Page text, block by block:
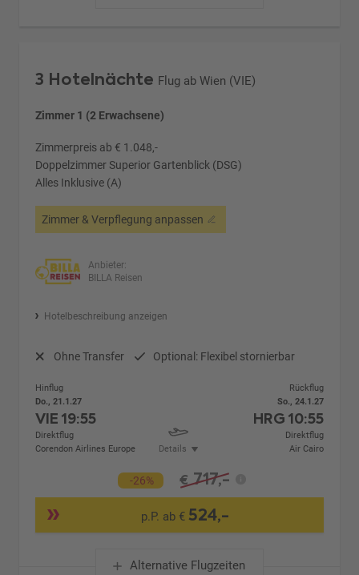
3 Hotelnächte Flug ab Wien (VIE)
Zimmer 1 (2 Erwachsene)
Zimmerpreis ab € 1.048,-
Doppelzimmer Superior Gartenblick (DSG)
Alles Inklusive (A)
Zimmer & Verpflegung anpassen
Anbieter:
BILLA Reisen
Hotelbeschreibung anzeigen
Ohne Transfer Optional: Flexibel stornierbar
Hinflug
Do., 21.1.27
VIE19:55
Direktflug
Corendon Airlines Europe
Details
Rückflug
So., 24.1.27
HRG 10:55
Direktflug
Air Cairo
-26% € 717,-
p.P. ab € 524,-
Alternative Flugzeiten